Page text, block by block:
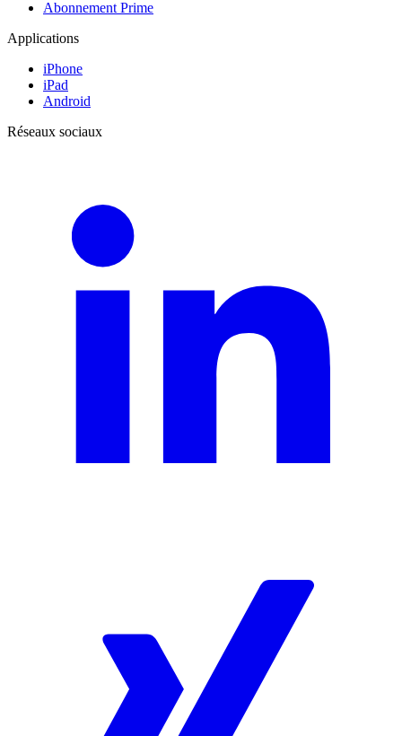
Abonnement Prime
Applications
iPhone
iPad
Android
Réseaux sociaux